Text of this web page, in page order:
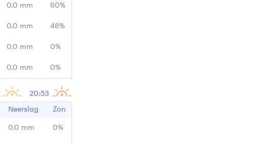
0,0 mm 60%
0,0 mm 48%
0,0 mm 0%
0,0 mm 0%
20:53
Neerslag Zon
0,0 mm 0%